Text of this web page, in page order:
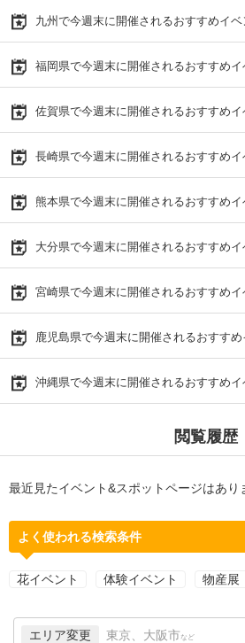
九州で今週末に開催されるおすすめイベ
福岡県で今週末に開催されるおすすめイ
佐賀県で今週末に開催されるおすすめイ
長崎県で今週末に開催されるおすすめイ
熊本県で今週末に開催されるおすすめイ
大分県で今週末に開催されるおすすめイ
宮崎県で今週末に開催されるおすすめイ
鹿児島県で今週末に開催されるおすす
沖縄県で今週末に開催されるおすすめイ
閲覧履歴
最近見たイベント&スポットページはあり
よく使われる検索条件
花イベント 体験イベント 物産展
エリア変更 東京、大阪市 など